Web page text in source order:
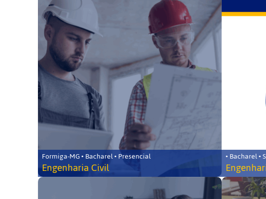
Formiga-MG • Bacharel • Presencial
Engenharia Civil
• Bacharel